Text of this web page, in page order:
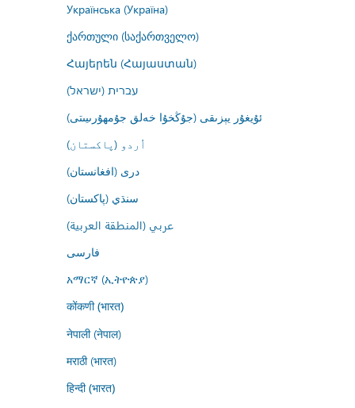
Українська (Україна)
ქართული (საქართველო)
Հայերեն (Հայաստան)
עברית (ישראל)
ئۇيغۇر يېزىقى (جۇڭخۇا خەلق جۇمھۇرىيىتى)
اُردو (پاکستان)
درى (افغانستان)
سنڌي (پاکستان)
عربي (المنطقة العربية)
فارسى
አማርኛ (ኢትዮጵያ)
कोंकणी (भारत)
नेपाली (नेपाल)
मराठी (भारत)
हिन्दी (भारत)